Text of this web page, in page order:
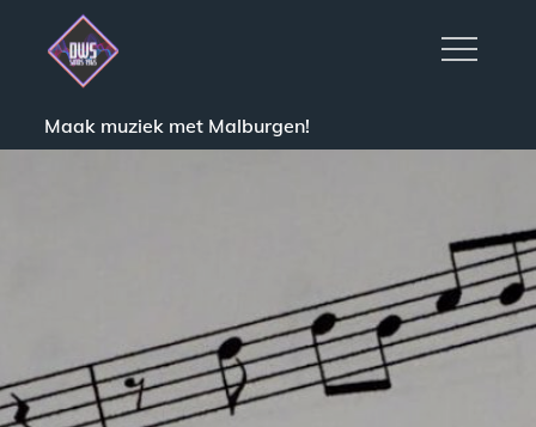
Maak muziek met Malburgen!